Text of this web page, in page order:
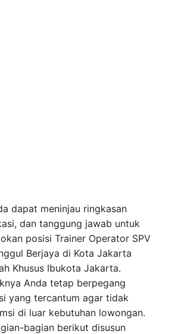
dapat meninjau ringkasan
dan tanggung jawab untuk
posisi Trainer Operator SPV
Berjaya di Kota Jakarta
Khusus Ibukota Jakarta.
Anda tetap berpegang
yang tercantum agar tidak
di luar kebutuhan lowongan.
bagian berikut disusun